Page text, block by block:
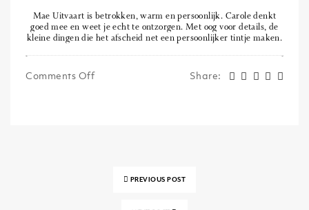
Mae Uitvaart is betrokken, warm en persoonlijk. Carole denkt
goed mee en weet je echt te ontzorgen. Met oog voor details, de
kleine dingen die het afscheid net een persoonlijker tintje maken.
Comments Off Share:
PREVIOUS POST